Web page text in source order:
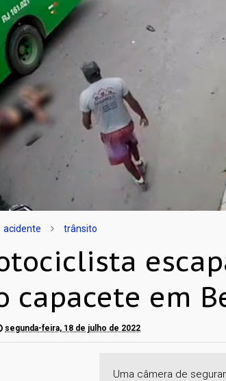
acidente trânsito
capacete em
segunda-feira, 18 de julho de 2022
Uma câmera de